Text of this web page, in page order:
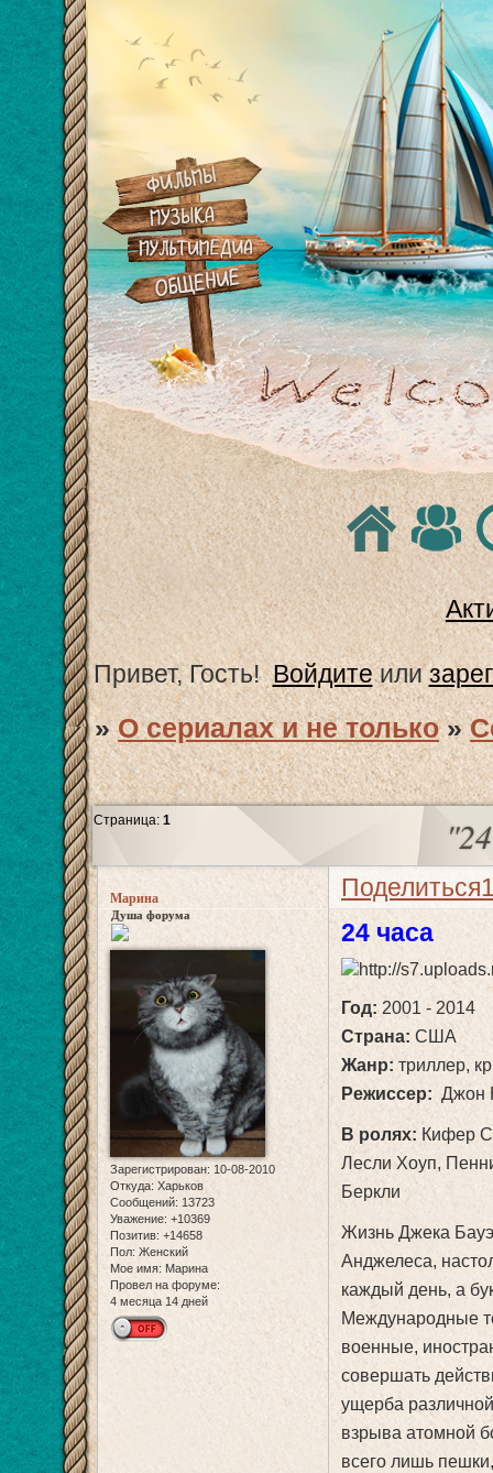
Привет, Гость! Войдитеили
»О сериалах и не только »
Страница:1
Поделиться
Марина
Душа форума
Зарегистрирован: 10-08-2010
Откуда: Харьков
Сообщений: 13723
Уважение: +10369
Позитив: +14658
Пол: Женский
Мое имя: Марина
Провел на форуме:
4 месяца 14 дней
24 часа
Год:2001 - 2014
Страна: США
Жанр: триллер,
Режиссер: Джон
В ролях: Кифер
Лесли Хоуп,
Беркли
Жизнь Джека
Анджелеса,
каждый день, а
Международные
военные,
совершать
ущерба
взрыва атомной
всего лишь